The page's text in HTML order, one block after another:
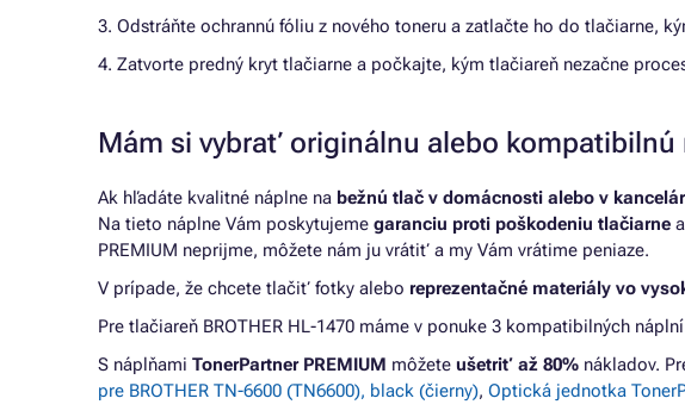
3. Odstráňte ochrannú fóliu z nového toneru a zatlačte ho do tlačiarne,
4. Zatvorte predný kryt tlačiarne a počkajte, kým tlačiareň nezačne
Mám si vybrať originálnu alebo kompatibilnú
Ak hľadáte kvalitné náplne na bežnú tlač v domácnosti alebo v
Na tieto náplne Vám poskytujeme garanciu proti poškodeniu tlačiarne a
PREMIUM neprijme, môžete nám ju vrátiť a my Vám vrátime peniaze.
V prípade, že chcete tlačiť fotky alebo reprezentačné materiály vo
Pre tlačiareň BROTHER HL-1470 máme v ponuke 3 kompatibilných
S náplňami TonerPartner PREMIUM môžete ušetriť až 80% nákladov.
pre BROTHER TN-6600 (TN6600), black (čierny), Optická jednotka